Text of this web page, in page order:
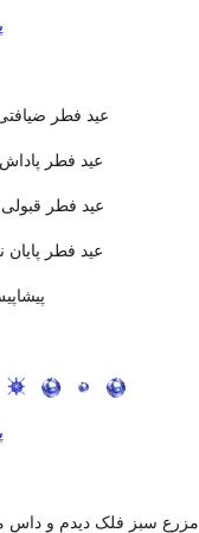
عید فطر
عید فطر
عید فطر
عید فطر
مزرع سبز فلک دیدم و داس